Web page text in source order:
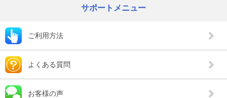
サポートメニュー
ご利用方法
よくある質問
お客様の声